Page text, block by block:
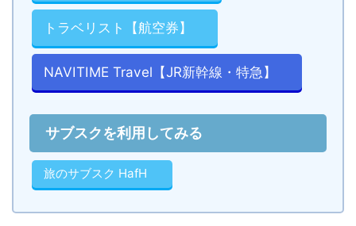
トラベリスト【航空券】
NAVITIME Travel【JR新幹線・特急】
サブスクを利用してみる
旅のサブスク HafH